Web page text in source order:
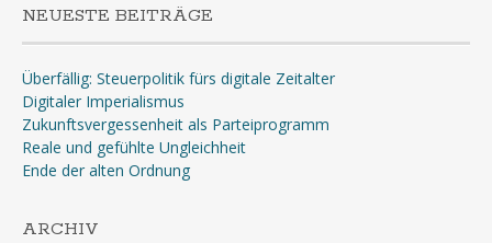
NEUESTE BEITRÄGE
Überfällig: Steuerpolitik fürs digitale Zeitalter
Digitaler Imperialismus
Zukunftsvergessenheit als Parteiprogramm
Reale und gefühlte Ungleichheit
Ende der alten Ordnung
ARCHIV